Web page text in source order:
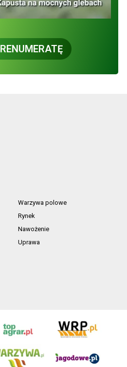
Warzywa polowe
Rynek
Nawożenie
Uprawa